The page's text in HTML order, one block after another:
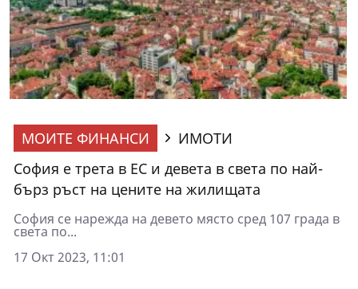
МОИТЕ ФИНАНСИ
ИМОТИ
София е трета в ЕС и девета в света по най-
бърз ръст на цените на жилищата
София се нарежда на девето място сред 107 града в
света по...
17 Окт 2023, 11:01